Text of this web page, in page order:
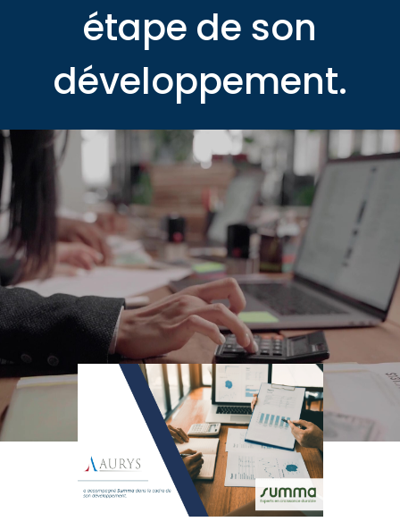
étape de son
développement.